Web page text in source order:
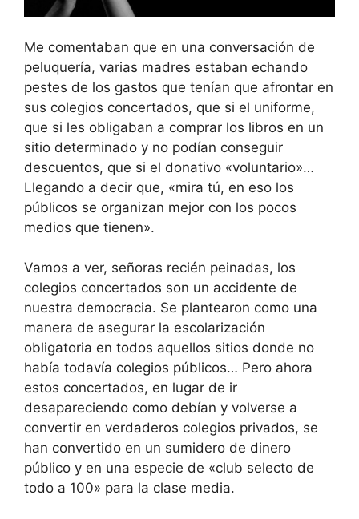
Me comentaban que en una conversación de
peluquería, varias madres estaban echando
pestes de los gastos que tenían que afrontar en
sus colegios concertados, que si el uniforme,
que si les obligaban a comprar los libros en un
sitio determinado y no podían conseguir
descuentos, que si el donativo «voluntario»…
Llegando a decir que, «mira tú, en eso los
públicos se organizan mejor con los pocos
medios que tienen».
Vamos a ver, señoras recién peinadas, los
colegios concertados son un accidente de
nuestra democracia. Se plantearon como una
manera de asegurar la escolarización
obligatoria en todos aquellos sitios donde no
había todavía colegios públicos… Pero ahora
estos concertados, en lugar de ir
desapareciendo como debían y volverse a
convertir en verdaderos colegios privados, se
han convertido en un sumidero de dinero
público y en una especie de «club selecto de
todo a 100» para la clase media.